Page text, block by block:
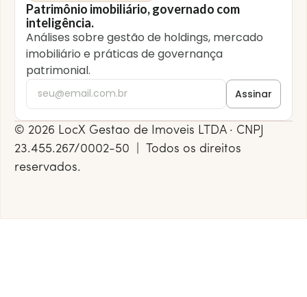
Patrimônio imobiliário, governado com
inteligência.
Análises sobre gestão de holdings, mercado
imobiliário e práticas de governança
patrimonial.
© 2026 LocX Gestao de Imoveis LTDA · CNPJ
23.455.267/0002-50 | Todos os direitos
reservados.